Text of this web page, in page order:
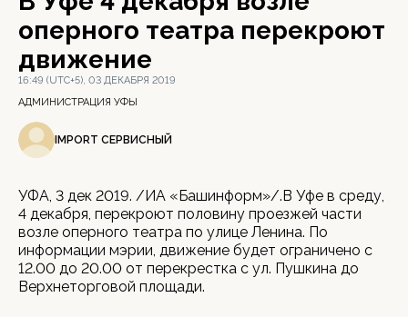
оперного театра перекроют
движение
16:49 (UTC+5), 03 ДЕКАБРЯ 2019
АДМИНИСТРАЦИЯ УФЫ
IMPORT СЕРВИСНЫЙ
УФА, 3 дек 2019. /ИА «Башинформ»/.В Уфе в среду,
4 декабря, перекроют половину проезжей части
возле оперного театра по улице Ленина. По
информации мэрии, движение будет ограничено с
12.00 до 20.00 от перекрестка с ул. Пушкина до
Верхнеторговой площади.